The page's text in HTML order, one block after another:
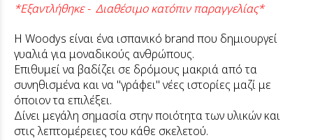
*Εξαντλήθηκε - Διαθέσιμο κατόπιν παραγγελίας*
Η Woodys είναι ένα ισπανικό brand που δημιουργεί
γυαλιά για μοναδικούς ανθρώπους.
Επιθυμεί να βαδίζει σε δρόμους μακριά από τα
συνηθισμένα και να "γράφει" νέες ιστορίες μαζί με
όποιον τα επιλέξει.
Δίνει μεγάλη σημασία στην ποιότητα των υλικών και
στις λεπτομέρειες του κάθε σκελετού.